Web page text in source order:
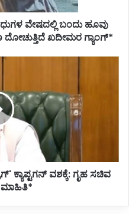
ವೇಷದಲ್ಲಿ ಬಂದು ಹೂವು
ಖದೀಮರ ಗ್ಯಾಂಗ್*
ವಶಕ್ಕೆ: ಗೃಹ ಸಚಿವ